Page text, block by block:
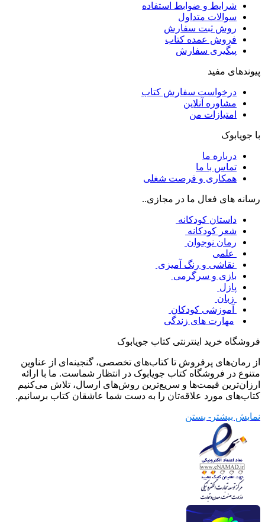
شرایط و ضوابط استفاده
سوالات متداول
روش ثبت سفارش
فروش عمده کتاب
پیگیری سفارش
پیوندهای مفید
درخواست سفارش کتاب
مشاوره آنلاین
امتیازات من
با جویابوک
درباره ما
تماس با ما
همکاری و فرصت شغلی
رسانه های فعال ما در مجازی..
داستان کودکانه
شعر کودکانه
رمان نوجوان
علمی
نقاشی و رنگ آمیزی
بازی و سرگرمی
پازل
زبان
آموزشی کودکان
مهارت های زندگی
فروشگاه خرید اینترنتی کتاب جویابوک
از رمان‌های پرفروش تا کتاب‌های تخصصی، گنجینه‌ای از عناوین
متنوع در فروشگاه کتاب جویابوک در انتظار شماست. ما با ارائه
ارزان‌ترین قیمت‌ها و سریع‌ترین روش‌های ارسال، تلاش می‌کنیم
کتاب‌های مورد علاقه‌تان را به دست شما عاشقان کتاب برسانیم.
نمایش بیشتر - بستن